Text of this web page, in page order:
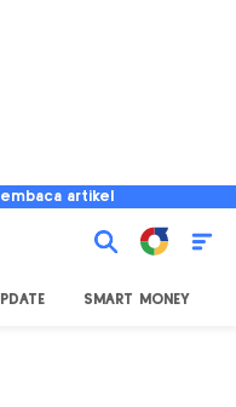
artikel
SMART MONEY